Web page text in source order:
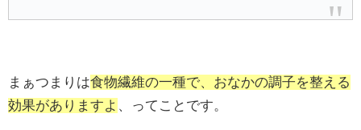
まぁつまりは食物繊維の一種で、おなかの調子を整える
効果がありますよ 、ってことです。